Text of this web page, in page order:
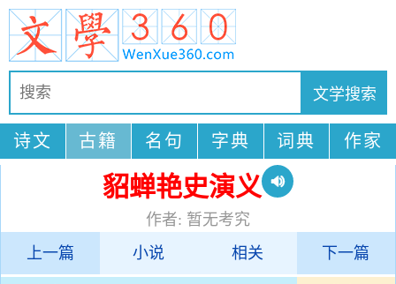
诗文 古籍 名句 字典 词典 作家
貂蝉艳史演义
作者: 暂无考究
上一篇
小说 相关 下一篇